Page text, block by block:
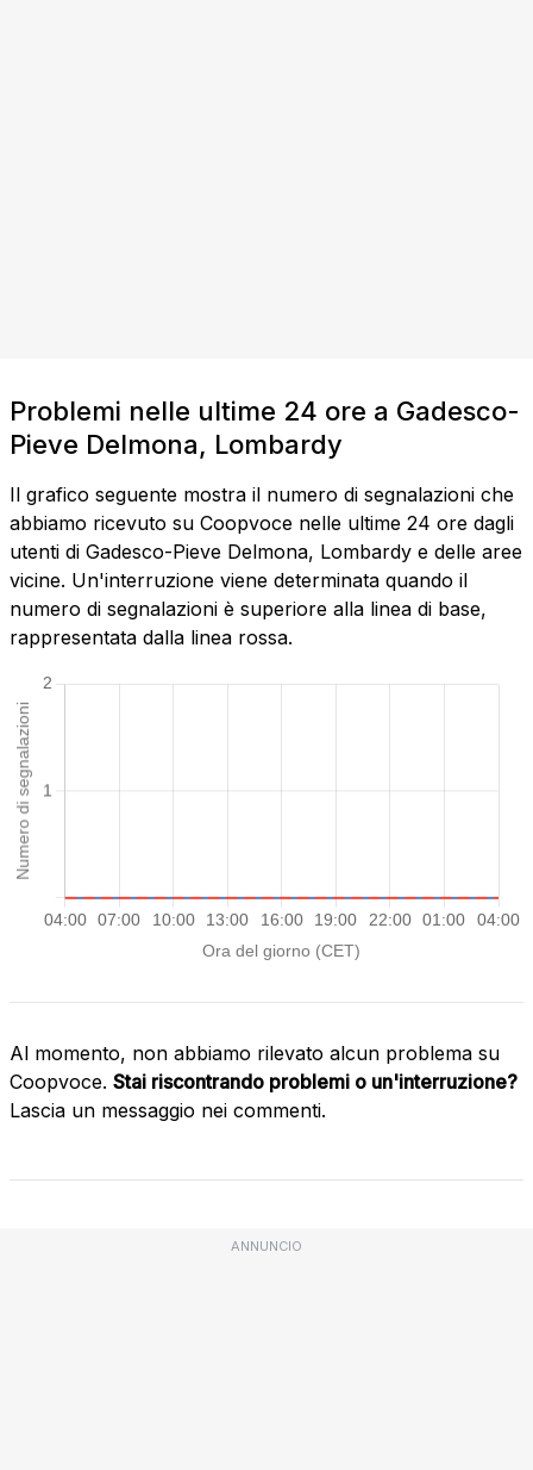
Problemi nelle ultime 24 ore a Gadesco-
Pieve Delmona, Lombardy
Il grafico seguente mostra il numero di segnalazioni che
abbiamo ricevuto su Coopvoce nelle ultime 24 ore dagli
utenti di Gadesco-Pieve Delmona, Lombardy e delle aree
vicine. Un'interruzione viene determinata quando il
numero di segnalazioni è superiore alla linea di base,
rappresentata dalla linea rossa.
Al momento, non abbiamo rilevato alcun problema su
Coopvoce. Stai riscontrando problemi o un'interruzione?
Lascia un messaggio nei commenti.
ANNUNCIO